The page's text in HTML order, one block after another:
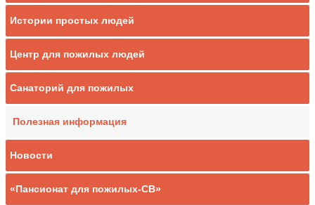
Истории простых людей
Центр для пожилых людей
Санаторий для пожилых
Полезная информация
Новости
«Пансионат для пожилых-СВ»